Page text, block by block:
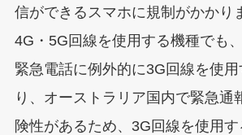
信ができるスマホに規制がかかり
4G・5G回線を使用する機種でも
緊急電話に例外的に3G回線を使
り、オーストラリア国内で緊急通
険性があるため、3G回線を使用